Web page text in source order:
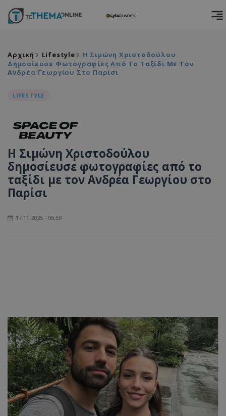
Αρχική Lifestyle
Η Σιμώνη Χριστοδούλου
Δημοσίευσε Φωτογραφίες Από Το Ταξίδι Με Τον
Ανδρέα Γεωργίου Στο Παρίσι
LIFESTYLE
Η Σιμώνη Χριστοδούλου
δημοσίευσε φωτογραφίες από το
ταξίδι με τον Ανδρέα Γεωργίου στο
Παρίσι
17.11.2025 - 06:59